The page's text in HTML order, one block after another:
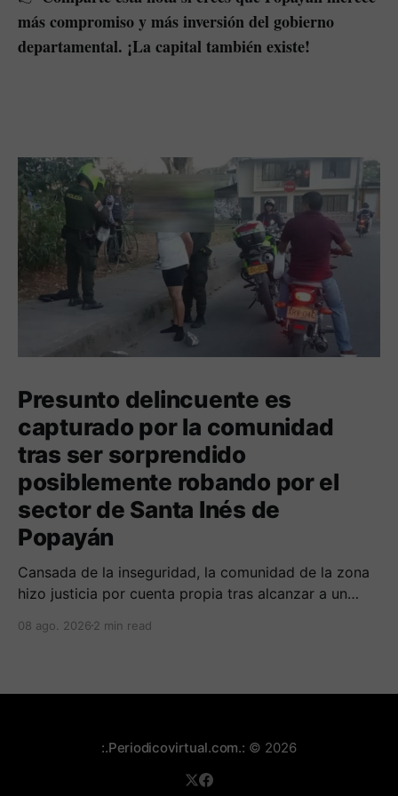
más compromiso y más inversión del gobierno
departamental. ¡La capital también existe!
Presunto delincuente es
capturado por la comunidad
tras ser sorprendido
posiblemente robando por el
sector de Santa Inés de
Popayán
Cansada de la inseguridad, la comunidad de la zona
hizo justicia por cuenta propia tras alcanzar a un
comuna cuatro. La gente pedía que lo incineraran,
08 ago. 2026 2 min read
:.Periodicovirtual.com.: © 2026